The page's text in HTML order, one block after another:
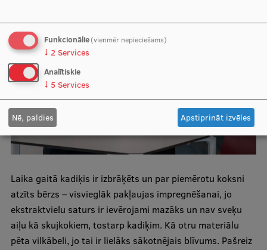
Laika gaitā kadiķis ir izbrāķēts un par piemērotu koksni
atzīts bērzs – visvieglāk pakļaujas impregnēšanai, jo
ekstraktvielu saturs ir ievērojami mazāks un nav sveķu
aiļu kā skujkokiem, tostarp kadiķim. Kā otru materiālu
pēta vilkābeli, jo tai ir lielāks sākotnējais blīvums. Pašreiz
Funkcionālie(vienmēr nepieciešams)
↓ 2 Services
Analītiskie
↓ 5 Services
Nē, paldies Apstiprināt izvēles